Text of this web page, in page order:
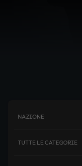
NAZIONE
TUTTE LE CATEGORIE